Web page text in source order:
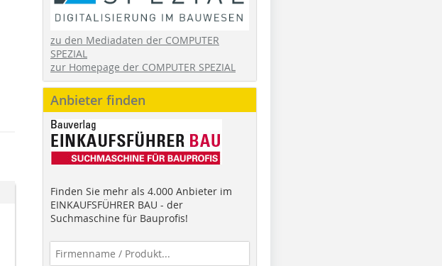
zu den Mediadaten der COMPUTER
SPEZIAL
zur Homepage der COMPUTER SPEZIAL
Anbieter finden
Finden Sie mehr als 4.000 Anbieter im
EINKAUFSFÜHRER BAU - der
Suchmaschine für Bauprofis!